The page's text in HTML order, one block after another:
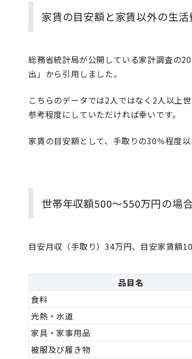
家賃の目安額と家賃以外の生活
総務省統計局が公開している家計調査の
出」から引用しました。
こちらのデータでは2人ではなく2人以上
参考程度にしていただければ幸いです。
家賃の目安額として、手取りの30％程度以
世帯年収額500〜550万円の場
目安月収（手取り）34万円、目安家賃額
品目名
食料
光熱・水道
家具・家事用品
被服及び履き物